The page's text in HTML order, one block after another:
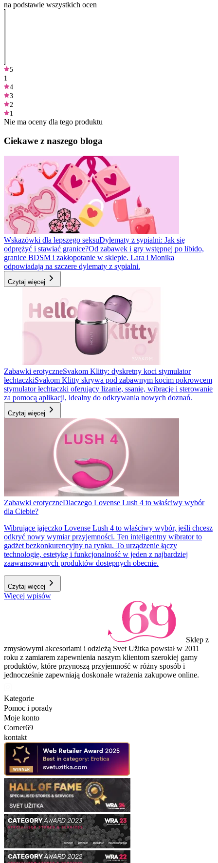
na podstawie wszystkich ocen
5
1
4
3
2
1
Nie ma oceny dla tego produktu
Ciekawe z naszego bloga
Wskazówki dla lepszego seksuDylematy z sypialni: Jak się
odprężyć i stawiać granice?Od zabawek i gry wstępnej po libido,
granice BDSM i zakłopotanie w sklepie. Lara i Monika
odpowiadają na szczere dylematy z sypialni.
Czytaj więcej
Zabawki erotyczneSvakom Klitty: dyskretny koci stymulator
łechtaczkiSvakom Klitty skrywa pod zabawnym kocim pokrowcem
stymulator łechtaczki oferujący lizanie, ssanie, wibracje i sterowanie
za pomocą aplikacji, idealny do odkrywania nowych doznań.
Czytaj więcej
Zabawki erotyczneDlaczego Lovense Lush 4 to właściwy wybór
dla Ciebie?
Wibrujące jajeczko Lovense Lush 4 to właściwy wybór, jeśli chcesz
odkryć nowy wymiar przyjemności. Ten inteligentny wibrator to
gadżet bezkonkurencyjny na rynku. To urządzenie łączy
technologię, estetykę i funkcjonalność w jeden z najbardziej
zaawansowanych produktów dostępnych obecnie.
Czytaj więcej
Więcej wpisów
Sklep z
zmysłowymi akcesoriami i odzieżą Svet Užitka powstał w 2011
roku z zamiarem zapewnienia naszym klientom szerokiej gamy
produktów, które przynoszą przyjemność w różny sposób i
jednocześnie zapewniają doskonałe wrażenia zakupowe online.
Kategorie
Pomoc i porady
Moje konto
Corner69
kontakt